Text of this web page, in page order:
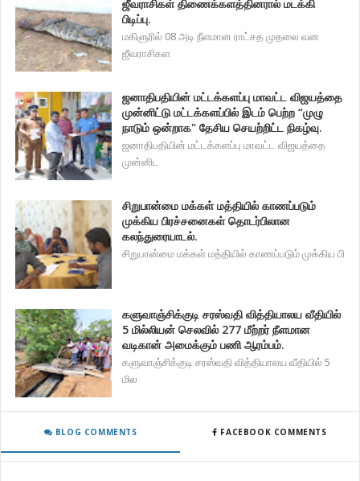
ஜீவராசிகள் திணைக்களத்தினரால் மடக்கி
பிடிப்பு.
மகிளுரில் 08 அடி நீளமான ராட்சத முதலை வன
ஜீவராசிகள
ஜனாதிபதியின் மட்டக்களப்பு மாவட்ட விஜயத்தை
முன்னிட்டு மட்டக்களப்பில் இடம் பெற்ற “முழு
நாடும் ஒன்றாக" தேசிய செயற்றிட்ட நிகழ்வு.
ஜனாதிபதியின் மட்டக்களப்பு மாவட்ட விஜயத்தை
முன்னிட
சிறுபான்மை மக்கள் மத்தியில் காணப்படும்
முக்கிய பிரச்சனைகள் தொடர்பிலான
கலந்துரையாடல்.
சிறுபான்மை மக்கள் மத்தியில் காணப்படும் முக்கிய பி
களுவாஞ்சிக்குடி சரஸ்வதி வித்தியாலய வீதியில்
5 மில்லியன் செலவில் 277 மீற்றர் நீளமான
வடிகான் அமைக்கும் பணி ஆரம்பம்.
களுவாஞ்சிக்குடி சரஸ்வதி வித்தியாலய வீதியில் 5
மில
BLOG COMMENTS FACEBOOK COMMENTS